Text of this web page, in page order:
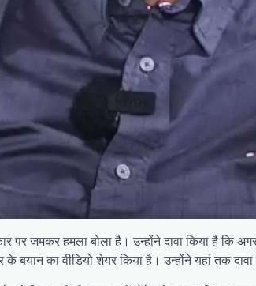
पर जमकर हमला बोला है। उन्होंने दावा किया है कि
का वीडियो शेयर किया है। उन्होंने यहां तक